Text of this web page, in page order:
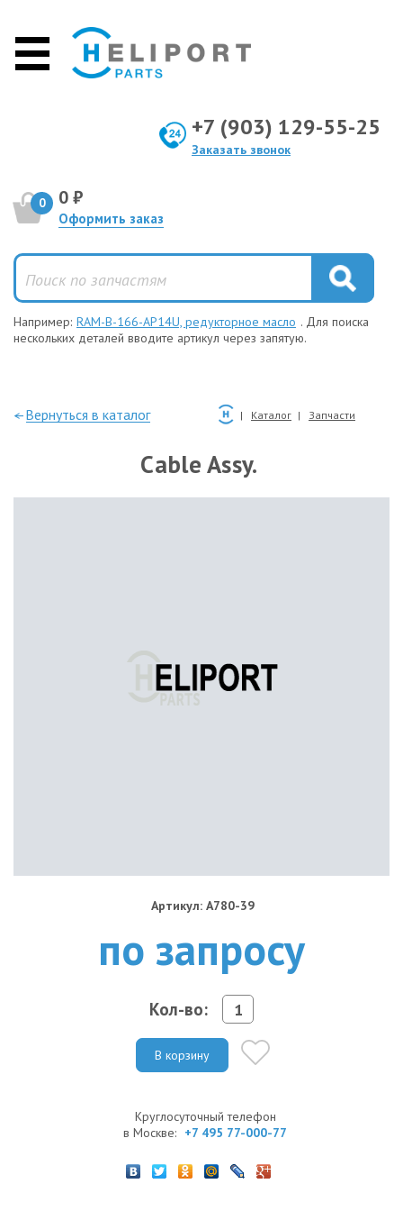
+7 (903) 129-55-25
Заказать звонок
0 0 ₽
Оформить заказ
Например: RAM-B-166-AP14U, редукторное масло . Для поиска
нескольких деталей вводите артикул через запятую.
—Вернуться в каталог Каталог Запчасти
Cable Assy.
Артикул: A780-39
по запросу
Кол-во:
В корзину
Круглосуточный телефон
в Москве: +7 495 77-000-77